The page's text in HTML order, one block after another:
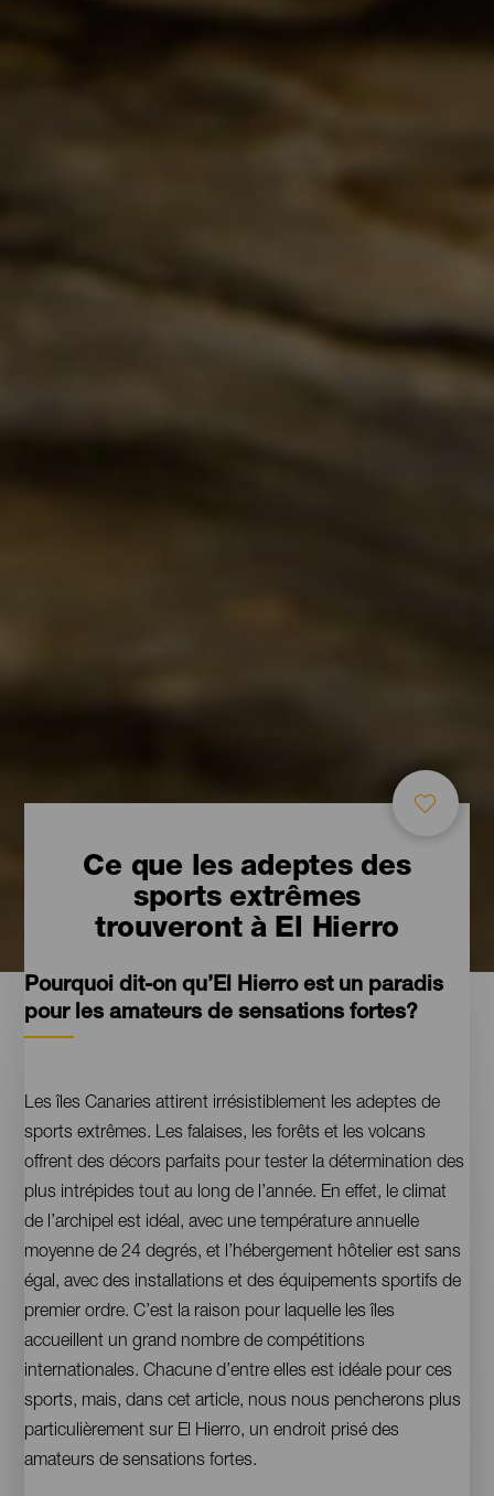
Ce que les adeptes des
sports extrêmes
trouveront à El Hierro
Pourquoi dit-on qu’El Hierro est un paradis
pour les amateurs de sensations fortes?
Contenido
Les îles Canaries attirent irrésistiblement les adeptes de
sports extrêmes. Les falaises, les forêts et les volcans
offrent des décors parfaits pour tester la détermination des
plus intrépides tout au long de l’année. En effet, le climat
de l’archipel est idéal, avec une température annuelle
moyenne de 24 degrés, et l’hébergement hôtelier est sans
égal, avec des installations et des équipements sportifs de
premier ordre. C’est la raison pour laquelle les îles
accueillent un grand nombre de compétitions
internationales. Chacune d’entre elles est idéale pour ces
sports, mais, dans cet article, nous nous pencherons plus
particulièrement sur El Hierro, un endroit prisé des
amateurs de sensations fortes.